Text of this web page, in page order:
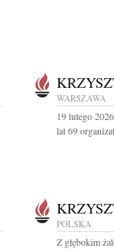
WARSZAWA
19 lutego
lat 69
POLSKA
Z głębokim